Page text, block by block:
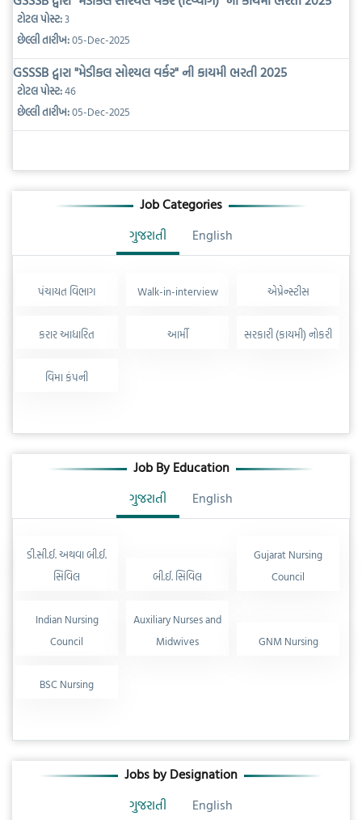
ટોટલ પોસ્ટ:3
છેલ્લી તારીખ:05-Dec-2025
GSSSB દ્વારા "મેડીકલ સોશ્યલ વર્કર" ની કાયમી ભરતી 2025
ટોટલ પોસ્ટ:46
છેલ્લી તારીખ:05-Dec-2025
Job Categories
ગુજરાતી
English
પંચાયત વિભાગ Walk-in-interview એપ્રેન્સ્ટીસ
કરાર આધારિત આર્મી સરકારી (કાયમી) નોકરી
વિમા કંપની
Job By Education
ગુજરાતી
English
ડી.સી.ઈ. અથવા બી.ઈ.
સિવિલ
બી.ઈ. સિવિલ
Gujarat Nursing
Council
Indian Nursing
Council
Auxiliary Nurses and
Midwives
GNM Nursing
BSC Nursing
Jobs by Designation
ગુજરાતી
English